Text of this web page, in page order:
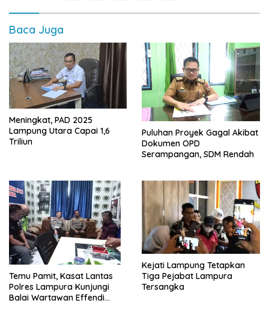
Baca Juga
Meningkat, PAD 2025
Lampung Utara Capai 1,6
Triliun
Puluhan Proyek Gagal Akibat
Dokumen OPD
Serampangan, SDM Rendah
Temu Pamit, Kasat Lantas
Polres Lampura Kunjungi
Balai Wartawan Effendi
Kejati Lampung Tetapkan
Tiga Pejabat Lampura
Tersangka